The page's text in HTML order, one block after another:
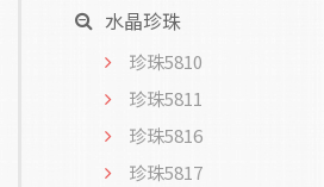
水晶珍珠
珍珠5810
珍珠5811
珍珠5816
珍珠5817